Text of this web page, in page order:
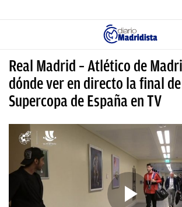
ÚLTIMAS
NOTICIAS
REAL
MADRID
BALONCESTO
CANTERA
FICHAJES
Real Madrid – Atlético de
dónde ver en directo la final
Supercopa de España en TV